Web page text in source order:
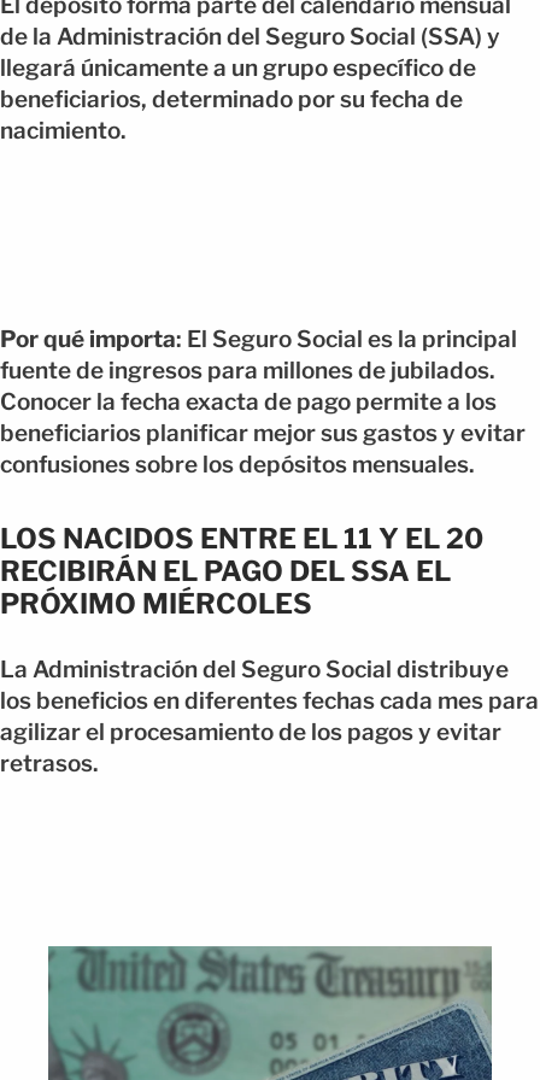
de la Administración del Seguro Social (SSA) y
llegará únicamente a un grupo específico de
beneficiarios, determinado por su fecha de
nacimiento.
Por qué importa: El Seguro Social es la principal
fuente de ingresos para millones de jubilados.
Conocer la fecha exacta de pago permite a los
beneficiarios planificar mejor sus gastos y evitar
confusiones sobre los depósitos mensuales.
LOS NACIDOS ENTRE EL 11 Y EL 20
RECIBIRÁN EL PAGO DEL SSA EL
PRÓXIMO MIÉRCOLES
La Administración del Seguro Social distribuye
los beneficios en diferentes fechas cada mes para
agilizar el procesamiento de los pagos y evitar
retrasos.